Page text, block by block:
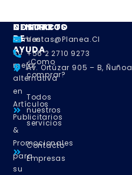
NOSOTROS
Somos
su
mejor
alternativa
en
Artículos
Publicitarios
&
Promocionales
para
su
CENTRO
DE
AYUDA
¿Como
comprar?
Todos
nuestros
servicios
Contacto
Empresas
CONTACTO
Ventas@planea.cl
+56 2 2710 9273
Av. Ortúzar 905 – B, Ñuñoa